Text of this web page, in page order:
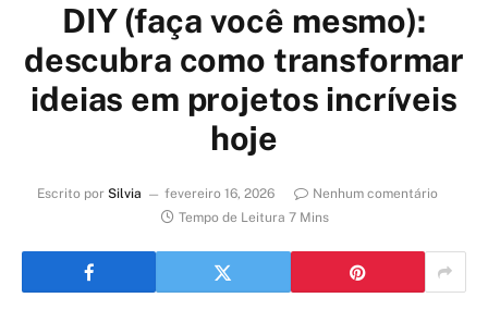
DIY (faça você mesmo):
descubra como transformar
ideias em projetos incríveis
hoje
Escrito por Silvia fevereiro 16, 2026
Nenhum comentário
Tempo de Leitura 7 Mins